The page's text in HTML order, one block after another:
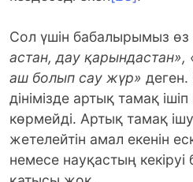
Сол үшін бабалырымыз
астан, дау қарындастан»,
аш болып сау жүр»
дінімізде артық тамақ
көрмейді. Артық тамақ
жетелейтін амал екенін
немесе науқастың